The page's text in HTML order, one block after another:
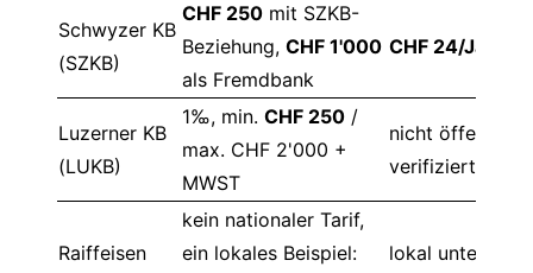
Schwyzer KB
(SZKB)
CHF 250 mit SZKB-
Beziehung, CHF 1'000
als Fremdbank
CHF 24/Jahr
Luzerner KB
(LUKB)
1‰, min. CHF 250 /
max. CHF 2'000 +
MWST
nicht öffentlich
verifiziert
Raiffeisen
kein nationaler Tarif,
ein lokales Beispiel:
lokal